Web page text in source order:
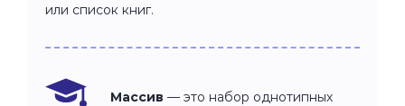
или список книг.
Массив — это набор однотипных